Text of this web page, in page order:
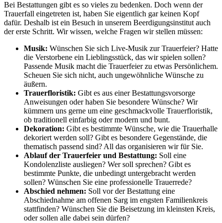
Bei Bestattungen gibt es so vieles zu bedenken. Doch wenn der
Trauerfall eingetreten ist, haben Sie eigentlich gar keinen Kopf
dafür. Deshalb ist ein Besuch in unserem Beerdigungsinstitut auch
der erste Schritt. Wir wissen, welche Fragen wir stellen müssen:
Musik: Wünschen Sie sich Live-Musik zur Trauerfeier? Hatte
die Verstorbene ein Lieblingsstück, das wir spielen sollen?
Passende Musik macht die Trauerfeier zu etwas Persönlichem.
Scheuen Sie sich nicht, auch ungewöhnliche Wünsche zu
äußern.
Trauerfloristik: Gibt es aus einer Bestattungsvorsorge
Anweisungen oder haben Sie besondere Wünsche? Wir
kümmern uns gerne um eine geschmackvolle Trauerfloristik,
ob traditionell einfarbig oder modern und bunt.
Dekoration: Gibt es bestimmte Wünsche, wie die Trauerhalle
dekoriert werden soll? Gibt es besondere Gegenstände, die
thematisch passend sind? All das organisieren wir für Sie.
Ablauf der Trauerfeier und Bestattung: Soll eine
Kondolenzliste ausliegen? Wer soll sprechen? Gibt es
bestimmte Punkte, die unbedingt untergebracht werden
sollen? Wünschen Sie eine professionelle Trauerrede?
Abschied nehmen: Soll vor der Bestattung eine
Abschiednahme am offenen Sarg im engsten Familienkreis
stattfinden? Wünschen Sie die Beisetzung im kleinsten Kreis,
oder sollen alle dabei sein dürfen?